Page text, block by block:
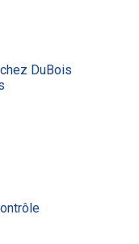
DuBois